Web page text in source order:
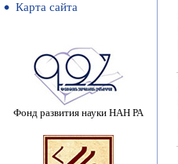
Карта сайта
Фонд развития науки НАН РА